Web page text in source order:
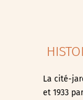
La cité-
et 1933